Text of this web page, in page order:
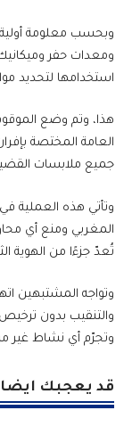
وبحسب معلومة
ومعدات حفر
استخدامها لتحديد
هذا، وتم وضع
العامة المختصة
جميع ملابسات
وتأتي هذه العملية
المغربي ومنع أي
تُعدّ جزءًا من الهوية
وتواجه المشتبهين
والتنقيب بدون
وتجرّم أي نشاط غير
قد يعجبك ايضا